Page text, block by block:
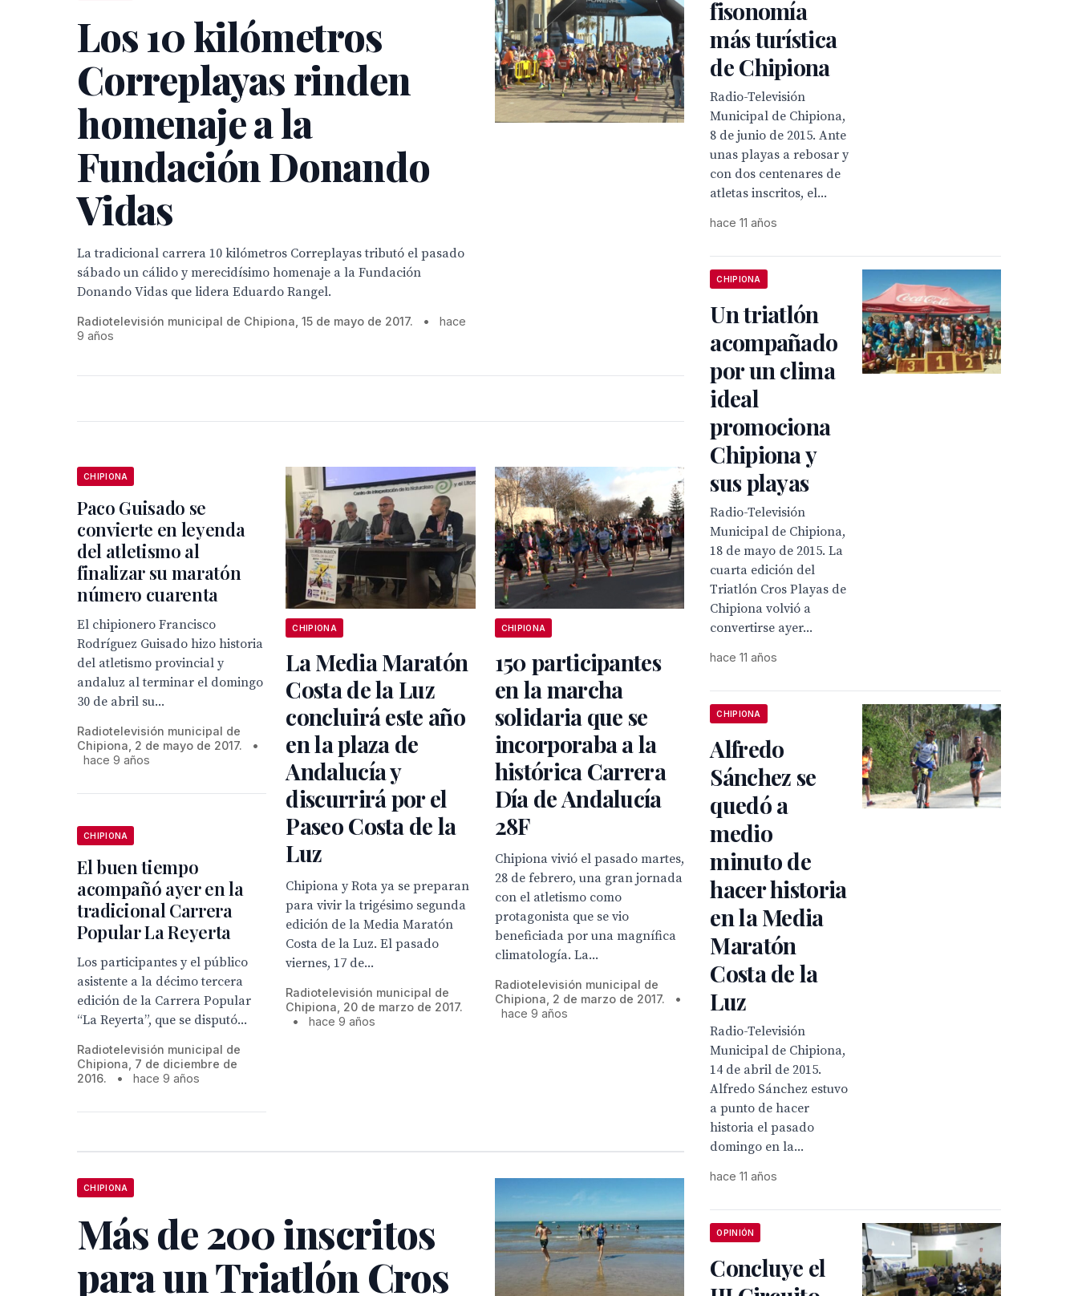
Los 10 kilómetros
Correplayas rinden
homenaje a la
Fundación Donando
Vidas
La tradicional carrera 10 kilómetros Correplayas tributó el pasado
sábado un cálido y merecidísimo homenaje a la Fundación
Donando Vidas que lidera Eduardo Rangel.
Radiotelevisión municipal de Chipiona, 15 de mayo de 2017. •
hace
9 años
CHIPIONA
Paco Guisado se
convierte en leyenda
del atletismo al
finalizar su maratón
número cuarenta
El chipionero Francisco
Rodríguez Guisado hizo historia
del atletismo provincial y
andaluz al terminar el domingo
30 de abril su...
Radiotelevisión municipal de
Chipiona, 2 de mayo de 2017.
•
hace 9 años
CHIPIONA
La Media Maratón
Costa de la Luz
concluirá este año
en la plaza de
Andalucía y
discurrirá por el
Paseo Costa de la
Luz
Chipiona y Rota ya se preparan
para vivir la trigésimo segunda
edición de la Media Maratón
Costa de la Luz. El pasado
viernes, 17 de...
Radiotelevisión municipal de
Chipiona, 20 de marzo de 2017.
•
hace 9 años
CHIPIONA
150 participantes
en la marcha
solidaria que se
incorporaba a la
histórica Carrera
Día de Andalucía
28F
Chipiona vivió el pasado martes,
28 de febrero, una gran jornada
con el atletismo como
protagonista que se vio
beneficiada por una magnífica
climatología. La...
Radiotelevisión municipal de
Chipiona, 2 de marzo de 2017.
•
hace 9 años
CHIPIONA
El buen tiempo
acompañó ayer en la
tradicional Carrera
Popular La Reyerta
Los participantes y el público
asistente a la décimo tercera
edición de la Carrera Popular
“La Reyerta”, que se disputó...
Radiotelevisión municipal de
Chipiona, 7 de diciembre de
2016.
• hace 9 años
CHIPIONA
Más de 200 inscritos
para un Triatlón Cros
fisonomía
más turística
de Chipiona
Radio-Televisión
Municipal de Chipiona,
8 de junio de 2015. Ante
unas playas a rebosar y
con dos centenares de
atletas inscritos, el...
hace 11 años
CHIPIONA
Un triatlón
acompañado
por un clima
ideal
promociona
Chipiona y
sus playas
Radio-Televisión
Municipal de Chipiona,
18 de mayo de 2015. La
cuarta edición del
Triatlón Cros Playas de
Chipiona volvió a
convertirse ayer...
hace 11 años
CHIPIONA
Alfredo
Sánchez se
quedó a
medio
minuto de
hacer historia
en la Media
Maratón
Costa de la
Luz
Radio-Televisión
Municipal de Chipiona,
14 de abril de 2015.
Alfredo Sánchez estuvo
a punto de hacer
historia el pasado
domingo en la...
hace 11 años
OPINIÓN
Concluye el